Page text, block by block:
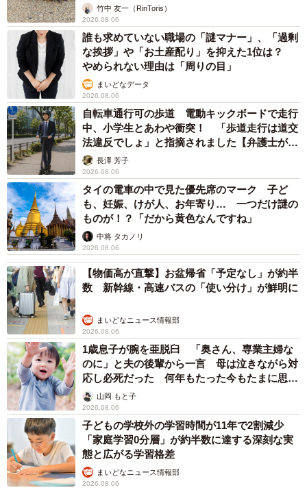
竹中 友一（RinToris）
2026.08.06
誰も求めていない職場の「謎マナー」、「過剰
な挨拶」や「お土産配り」を抑えた1位は？
やめられない理由は「周りの目」
まいどなデータ
2026.08.06
自転車通行可の歩道 電動キックボードで走行
中、小学生とあわや衝突！ 「歩道走行は道交
法違反でしょ」と指摘されました【弁護士が解
説】長澤 芳子
2026.08.06
タイの電車の中で見た優先席のマーク 子ど
も、妊娠、けが人、お年寄り… 一つだけ謎の
ものが！？「だから黄色なんですね」
中将 タカノリ
2026.08.06
【物価高が直撃】お盆帰省「予定なし」が約半
数 新幹線・高速バスの「使い分け」が鮮明に
まいどなニュース情報部
2026.08.06
1歳息子が腕を亜脱臼 「奥さん、専業主婦な
のに」と夫の後輩から一言 母は泣きながら対
応し必死だった 何年もたった今もたまに思い
出し…山岡 もと子
2026.08.06
子どもの学校外の学習時間が11年で2割減少
「家庭学習0分層」が約半数に達する深刻な実
態と広がる学習格差
まいどなニュース情報部
2026.08.06